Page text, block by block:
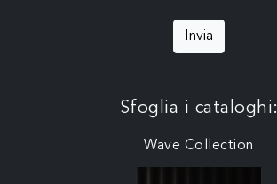
Invia
Sfoglia i cataloghi:
Wave Collection